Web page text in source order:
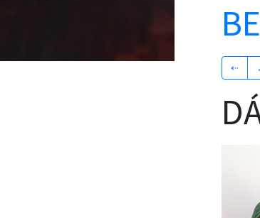
⇠